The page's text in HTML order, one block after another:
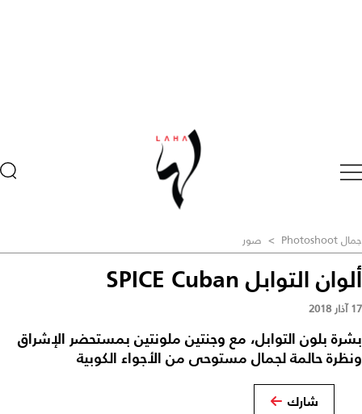
جمال Photoshoot > صور
ألوان التوابل SPICE Cuban
17 آذار 2018
بشرة بلون التوابل، مع وجنتين ملونتين بمستحضر الإشراق
ونظرة حالمة لجمال مستوحى من الأجواء الكوبية
شارك